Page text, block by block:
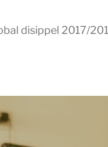
disippel 2017/